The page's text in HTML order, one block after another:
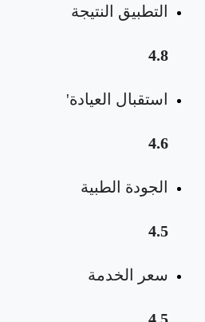
التطبيق النتيجة
4.8
استقبال العيادة'
4.6
الجودة الطبية
4.5
سعر الخدمة